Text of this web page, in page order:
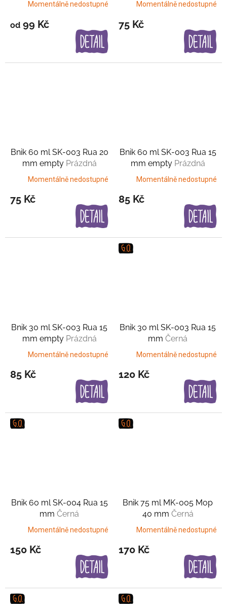
Momentálně nedostupné
od 99 Kč
Momentálně nedostupné
75 Kč
Bnik 60 ml SK-003 Rua 20
mm empty Prázdná
varianta
Momentálně nedostupné
75 Kč
Bnik 60 ml SK-003 Rua 15
mm empty Prázdná
varianta
Momentálně nedostupné
85 Kč
Bnik 30 ml SK-003 Rua 15
mm empty Prázdná
varianta
Momentálně nedostupné
85 Kč
Bnik 30 ml SK-003 Rua 15
mm Černá
Momentálně nedostupné
120 Kč
Bnik 60 ml SK-004 Rua 15
mm Černá
Momentálně nedostupné
150 Kč
Bnik 75 ml MK-005 Mop
40 mm Černá
Momentálně nedostupné
170 Kč